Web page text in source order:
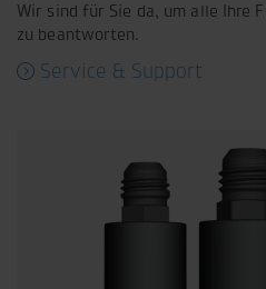
Wir sind für Sie da, um alle Ihre
zu beantworten.
Service & Support